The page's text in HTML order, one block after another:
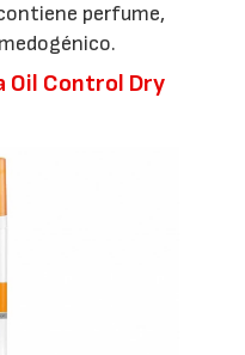
perfume,
Oil Control Dry